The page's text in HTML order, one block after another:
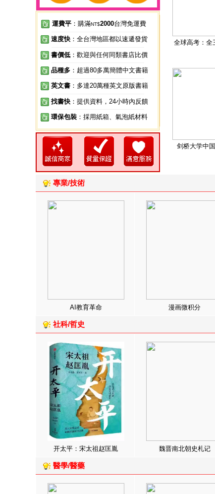
運費平 ：購滿NT$2000台灣免運費
速度快 ：全台灣地區都以速遞發貨
書價低 ：歡迎與任何同類書店比價
品種多 ：超過80多萬簡體中文書籍
英文書 ：多達20萬種英文原版書籍
找書快 ：提供資料，24小時內反饋
環保包裝 ：採用紙箱、氣泡紙材料
全球高考：全
剑桥大学中
專業/技術
AI教育革命 漫画微积分
社科/哲史
开太平：宋太祖赵匡胤 魏晋南北朝史札记
醫學/醫藥